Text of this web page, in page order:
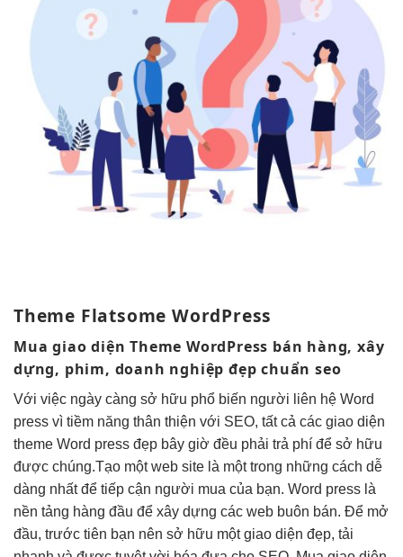
Theme Flatsome WordPress
Mua giao diện Theme WordPress bán hàng, xây
dựng, phim, doanh nghiệp đẹp chuẩn seo
Với việc ngày càng sở hữu phổ biến người liên hệ Word
press vì tiềm năng thân thiện với SEO, tất cả các giao diện
theme Word press đẹp bây giờ đều phải trả phí để sở hữu
được chúng.Tạo một web site là một trong những cách dễ
dàng nhất để tiếp cận người mua của bạn. Word press là
nền tảng hàng đầu để xây dựng các web buôn bán. Để mở
đầu, trước tiên bạn nên sở hữu một giao diện đẹp, tải